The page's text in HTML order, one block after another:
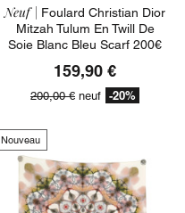
Neuf | Foulard Christian Dior
Mitzah Tulum En Twill De
Soie Blanc Bleu Scarf 200€
159,90 €
200,00 € neuf -20%
Nouveau